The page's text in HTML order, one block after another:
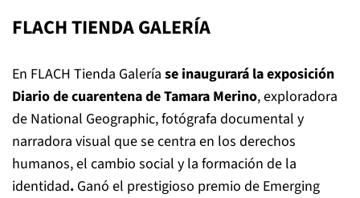
FLACH TIENDA GALERÍA
En FLACH Tienda Galería se inaugurará la exposición
Diario de cuarentenade Tamara Merino, exploradora
de National Geographic, fotógrafa documental y
narradora visual que se centra en los derechos
humanos, el cambio social y la formación de la
identidad. Ganó el prestigioso premio de Emerging